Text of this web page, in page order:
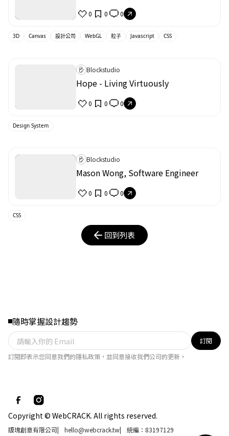
0 0 0
3D Canvas 設計公司 WebGL 粒子 Javascript CSS
Blockstudio
Hope - Living Virtuously
0 0 0
Design System
Blockstudio
Mason Wong, Software Engineer
0 0 0
CSS
回到列表
隨時掌握設計趨勢
訂閱
訂閱即表示您同意我們的隱私政策，並同意接收我們公司的更新。
Copyright © WebCRACK. All rights reserved.
版塊創意有限公司| hello@webcrack.tw| 統編：83197129